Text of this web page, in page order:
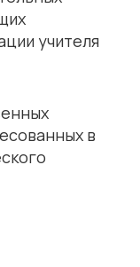
учителя
в